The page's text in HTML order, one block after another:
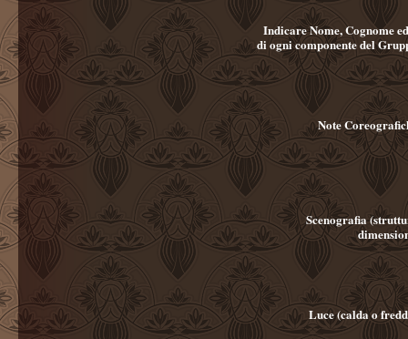
Indicare Nome, Cognome
di ogni componente del
Note
Scenografia
Luce (calda o